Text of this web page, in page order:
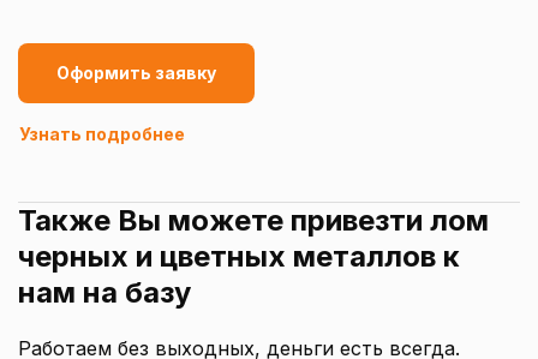
Оформить заявку
Узнать подробнее
Также Вы можете привезти лом
черных и цветных металлов к
нам на базу
Работаем без выходных, деньги есть всегда.